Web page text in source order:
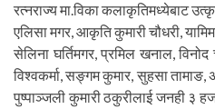
रत्नराज्य मा.विका कलाकृतिमध्येबाट
एलिसा मगर, आकृति कुमारी चौधरी,
सेलिना घर्तिमगर, प्रमिल खनाल,
विश्वकर्मा, सङ्गम कुमार, सुहसा तामाङ,
पुष्पाञ्जली कुमारी ठकुरीलाई जनही ३